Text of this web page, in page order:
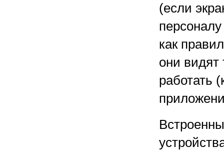
(если
как
они видят
работать